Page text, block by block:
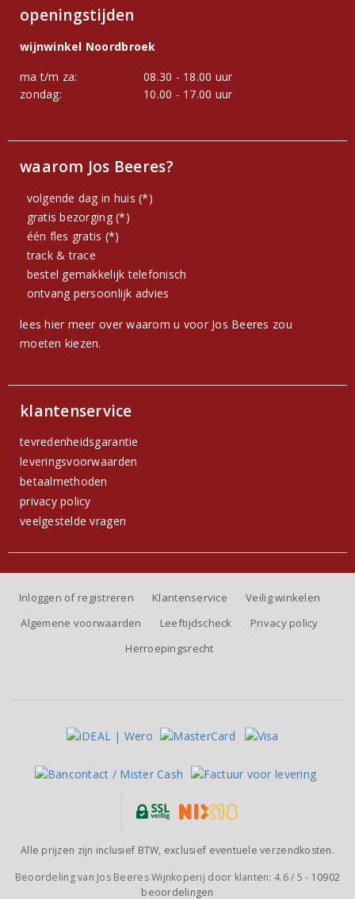
openingstijden
wijnwinkel Noordbroek
ma t/m za:
08.30 - 18.00 uur
zondag:
10.00 - 17.00 uur
waarom Jos Beeres?
volgende dag in huis (*)
gratis bezorging (*)
één fles gratis (*)
track & trace
bestel gemakkelijk telefonisch
ontvang persoonlijk advies
lees hier meer over waarom u voor Jos Beeres zou
moeten kiezen.
klantenservice
tevredenheidsgarantie
leveringsvoorwaarden
betaalmethoden
privacy policy
veelgestelde vragen
Inloggen of registreren Klantenservice
Veilig winkelen
Algemene voorwaarden
Leeftijdscheck
Privacy policy
Herroepingsrecht
Alle prijzen zijn inclusief BTW, exclusief eventuele verzendkosten.
Beoordeling van Jos Beeres Wijnkoperij door klanten: 4.6/ 5 - 10902
beoordelingen